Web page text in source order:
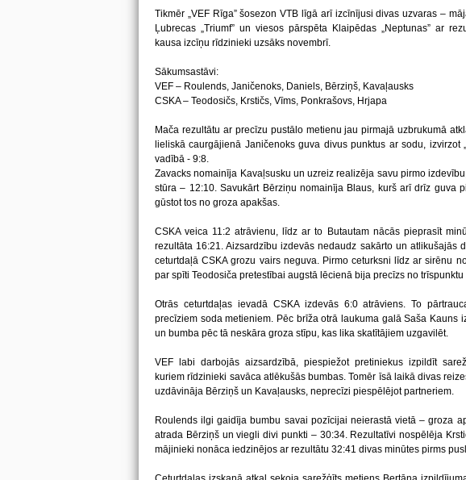
Tikmēr „VEF Rīga” šosezon VTB līgā arī izcīnījusi divas uzvaras –
Ļubrecas „Triumf” un viesos pārspēta Klaipēdas „Neptunas” ar
kausa izcīņu rīdzinieki uzsāks novembrī.
Sākumsastāvi:
VEF – Roulends, Janičenoks, Daniels, Bērziņš, Kavaļausks
CSKA – Teodosičs, Krstičs, Vīms, Ponkrašovs, Hrjapa
Mača rezultātu ar precīzu pustālo metienu jau pirmajā uzbrukumā
lieliskā caurgājienā Janičenoks guva divus punktus ar sodu, izvirzot
vadībā - 9:8.
Zavacks nomainīja Kavaļsusku un uzreiz realizēja savu pirmo
stūra – 12:10. Savukārt Bērziņu nomainīja Blaus, kurš arī drīz guva
gūstot tos no groza apakšas.
CSKA veica 11:2 atrāvienu, līdz ar to Butautam nācās pieprasīt
rezultāta 16:21. Aizsardzību izdevās nedaudz sakārto un atlikušajās
ceturtdaļā CSKA grozu vairs neguva. Pirmo ceturksni līdz ar sirēnu
par spīti Teodosiča pretestībai augstā lēcienā bija precīzs no
Otrās ceturtdaļas ievadā CSKA izdevās 6:0 atrāviens. To
precīziem soda metieniem. Pēc brīža otrā laukuma galā Saša Kauns
un bumba pēc tā neskāra groza stīpu, kas lika skatītājiem uzgavilēt.
VEF labi darbojās aizsardzībā, piespiežot pretiniekus izpildīt
kuriem rīdzinieki savāca atlēkušās bumbas. Tomēr īsā laikā divas
uzdāvināja Bērziņš un Kavaļausks, neprecīzi piespēlējot partneriem.
Roulends ilgi gaidīja bumbu savai pozīcijai neierastā vietā – groza
atrada Bērziņš un viegli divi punkti – 30:34. Rezultatīvi nospēlēja
mājinieki nonāca iedzinējos ar rezultātu 32:41 divas minūtes pirms